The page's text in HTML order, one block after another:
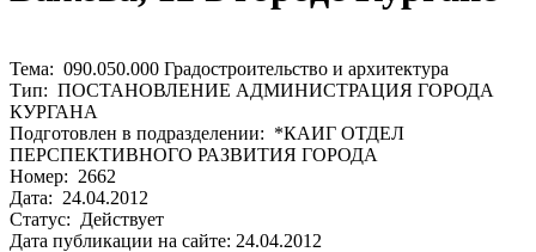
Тема: 090.050.000 Градостроительство и архитектура
Тип: ПОСТАНОВЛЕНИЕ АДМИНИСТРАЦИЯ ГОРОДА
КУРГАНА
Подготовлен в подразделении: *КАИГ ОТДЕЛ
ПЕРСПЕКТИВНОГО РАЗВИТИЯ ГОРОДА
Номер: 2662
Дата: 24.04.2012
Статус: Действует
Дата публикации на сайте: 24.04.2012